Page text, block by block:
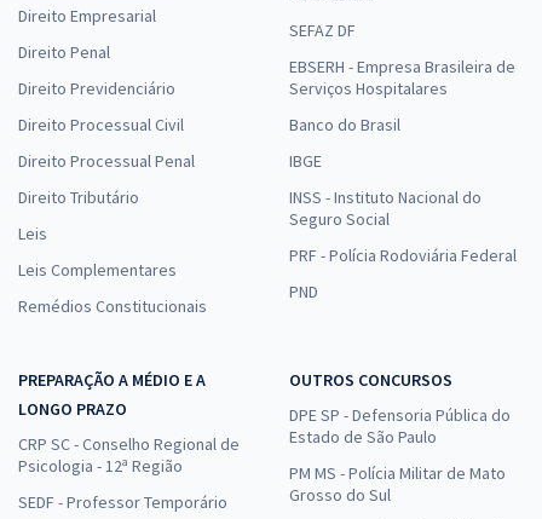
Direito Empresarial
Direito Penal
Direito Previdenciário
Direito Processual Civil
Direito Processual Penal
Direito Tributário
Leis
Leis Complementares
Remédios Constitucionais
SEFAZ DF
EBSERH - Empresa Brasileira de
Serviços Hospitalares
Banco do Brasil
IBGE
INSS - Instituto Nacional do
Seguro Social
PRF - Polícia Rodoviária Federal
PND
PREPARAÇÃO A MÉDIO E A
LONGO PRAZO
CRP SC - Conselho Regional de
Psicologia - 12ª Região
SEDF - Professor Temporário
OUTROS CONCURSOS
DPE SP - Defensoria Pública do
Estado de São Paulo
PM MS - Polícia Militar de Mato
Grosso do Sul